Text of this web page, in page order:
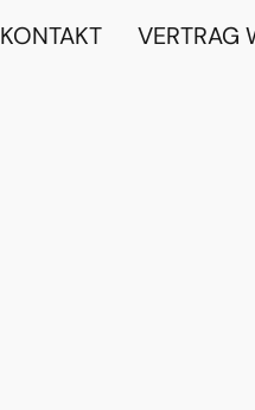
KONTAKT VERTRAG